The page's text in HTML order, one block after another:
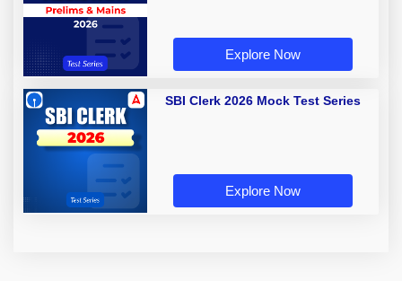
Explore Now
SBI Clerk 2026 Mock Test Series
Explore Now